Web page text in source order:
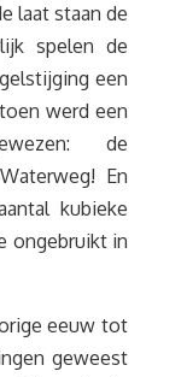
laat staan de
spelen de
een
werd een
de
En
kubieke
ongebruikt in
eeuw tot
geweest